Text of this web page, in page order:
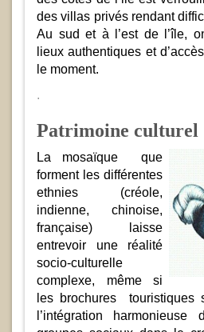
des villas privés rendant
Au sud et à l’est de l’île,
lieux authentiques et
le moment.
.
Patrimoine culturel
La mosaïque que
forment les différentes
ethnies (créole,
indienne, chinoise,
française) laisse
entrevoir une réalité
socio-culturelle
complexe, même si
les brochures touristiques
l’intégration